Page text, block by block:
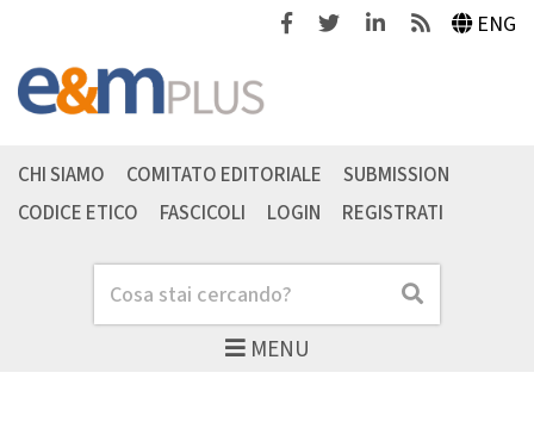
FacebookTwitterLinkedinFeeds ENG
MENU
Cerca Cerca
CHI SIAMO COMITATO EDITORIALE
SUBMISSION
CODICE ETICO
FASCICOLI LOGIN REGISTRATI